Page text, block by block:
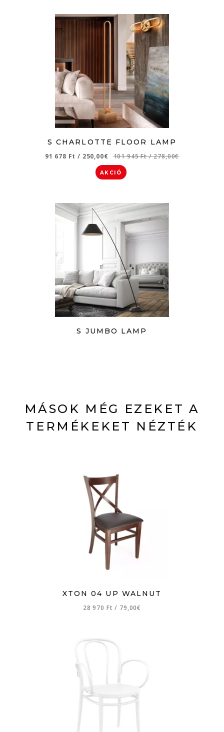
S CHARLOTTE FLOOR LAMP
91 678 Ft/ 250,00€ 101 945 Ft/ 278,00€
AKCIÓ
S JUMBO LAMP
MÁSOK MÉG EZEKET A
TERMÉKEKET NÉZTÉK
XTON 04 UP WALNUT
28 970 Ft/ 79,00€